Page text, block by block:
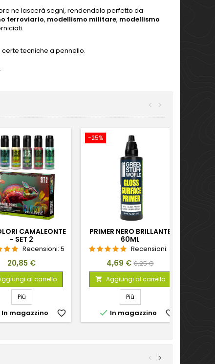
ne lascerà segni, rendendolo perfetto da
ferroviario, modellismo militare, modellismo
tecniche a pennello.
>
<
CAMALEONTE
- SET 2
Recensioni: 5
Prezzo
20,85 €
al carrello
Più
In magazzino favorite_border
-25%
PRIMER NERO BRILLANTE
60ML
Recensioni: 3
Prezzo
4,69 € Prezzo
base
6,25 €
 Aggiungi al carrello
Più
 In magazzino favorite_border
>
<